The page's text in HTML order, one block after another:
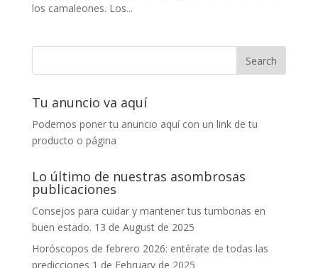
los camaleones. Los...
Tu anuncio va aquí
Podemos poner tu anuncio aquí con un link de tu
producto o página
Lo último de nuestras asombrosas
publicaciones
Consejos para cuidar y mantener tus tumbonas en
buen estado. 13 de August de 2025
Horóscopos de febrero 2026: entérate de todas las
predicciones 1 de February de 2025